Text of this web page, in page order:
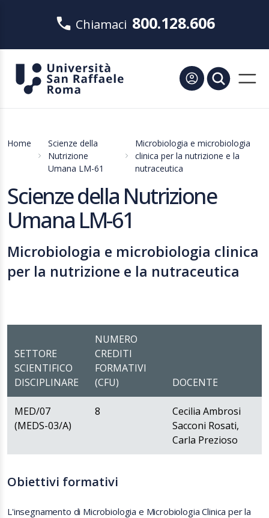
Chiamaci 800.128.606
Home
Scienze della
Nutrizione
Umana LM-61
Microbiologia e microbiologia
clinica per la nutrizione e la
nutraceutica
Scienze della Nutrizione
Umana LM-61
Microbiologia e microbiologia clinica
per la nutrizione e la nutraceutica
SETTORE
SCIENTIFICO
DISCIPLINARE
NUMERO
CREDITI
FORMATIVI
(CFU)
DOCENTE
MED/07
(MEDS-03/A)
8
Cecilia Ambrosi
Sacconi Rosati,
Carla Prezioso
Obiettivi formativi
L'insegnamento di Microbiologia e Microbiologia Clinica per la